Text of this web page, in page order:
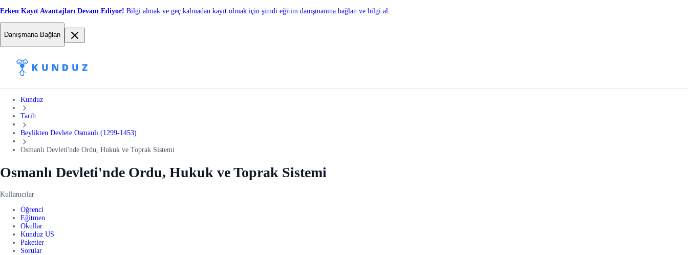
Erken Kayıt Avantajları Devam Ediyor! Bilgi almak ve geç kalmadan kayıt olmak için şimdi eğitim danışmanına bağlan ve bilgi al.
Danışmana Bağlan
Kunduz
Tarih
Beylikten Devlete Osmanlı (1299-1453)
Osmanlı Devleti'nde Ordu, Hukuk ve Toprak Sistemi
Osmanlı Devleti'nde Ordu, Hukuk ve Toprak Sistemi
Kullanıcılar
Öğrenci
Eğitmen
Okullar
Kunduz US
Paketler
Sorular